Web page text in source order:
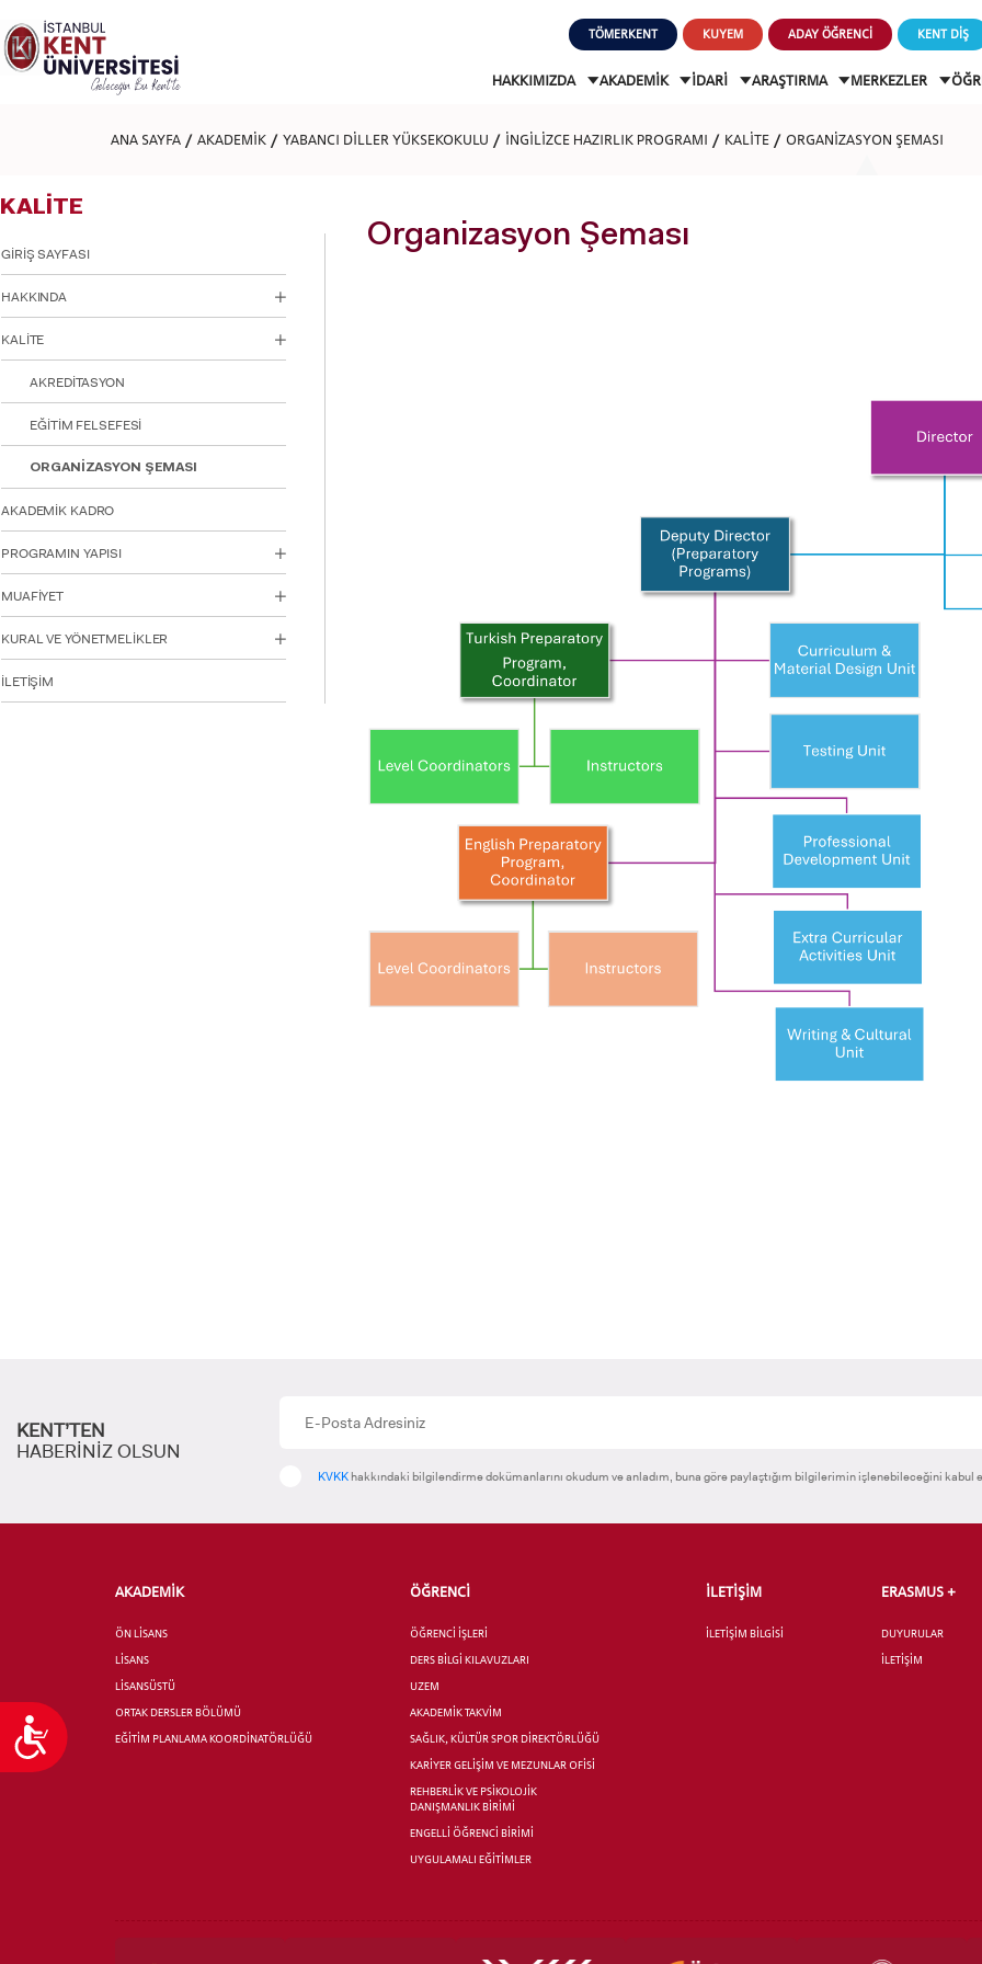
dikkat:
Bu
web
sitesini,
okuyucu
kullanan
engellilere
ayarlamak
için
Control-
F11'e
basın;
Erişilebilirlik
menüsünü
için
basın.
Ulaşılabilirlik
ADAY ÖĞRENCİ
ÖNLİSANS ve
TÖMERKENT KUYEM ADAY ÖĞRENCİ KENT DİŞ
HAKKIMIZDA AKADEMİK İDARİ ARAŞTIRMA MERKEZLER
ANA SAYFA AKADEMİK YABANCI DİLLER YÜKSEKOKULU İNGİLİZCE HAZIRLIK PROGRAMI KALİTE ORGANİZASYON ŞEMASI
KALİTE
GİRİŞ SAYFASI
HAKKINDA
KALİTE
AKREDİTASYON
EĞİTİM FELSEFESİ
ORGANİZASYON ŞEMASI
AKADEMİK KADRO
PROGRAMIN YAPISI
MUAFİYET
KURAL VE YÖNETMELİKLER
İLETİŞİM
Organizasyon Şeması
KENT’TEN
HABERİNİZ OLSUN
KVKK hakkındaki bilgilendirme dokümanlarını okudum ve anladım, buna göre paylaştığım bilgilerimin işlenebileceğini kabul
AKADEMİK
ÖN LİSANS
LİSANS
LİSANSÜSTÜ
ORTAK DERSLER BÖLÜMÜ
EĞİTİM PLANLAMA KOORDİNATÖRLÜĞÜ
ÖĞRENCİ
ÖĞRENCİ İŞLERİ
DERS BİLGİ KILAVUZLARI
UZEM
AKADEMİK TAKVİM
SAĞLIK, KÜLTÜR SPOR DİREKTÖRLÜĞÜ
KARİYER GELİŞİM VE MEZUNLAR OFİSİ
REHBERLİK VE PSİKOLOJİK
DANIŞMANLIK BİRİMİ
ENGELLİ ÖĞRENCİ BİRİMİ
UYGULAMALI EĞİTİMLER
İLETİŞİM
İLETİŞİM BİLGİSİ
ERASMUS +
DUYURULAR
İLETİŞİM